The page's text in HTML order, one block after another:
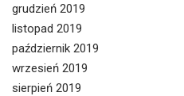
grudzień 2019
listopad 2019
październik 2019
wrzesień 2019
sierpień 2019